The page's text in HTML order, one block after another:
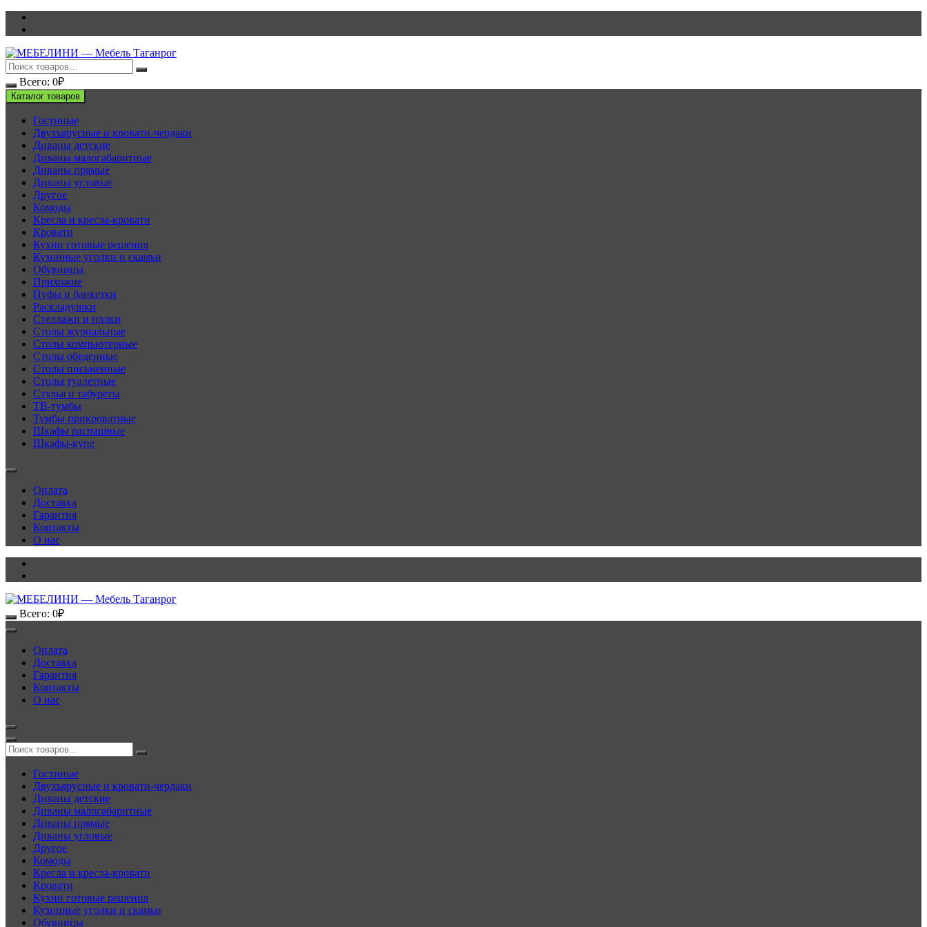
Перейти
Всего: 0₽
Каталог товаров
Гостиные
Двухъярусные и кровати-чердаки
Диваны детские
Диваны малогабаритные
Диваны прямые
Диваны угловые
Другое
Комоды
Кресла и кресла-кровати
Кровати
Кухни готовые решения
Кухонные уголки и скамьи
Обувницы
Прихожие
Пуфы и банкетки
Раскладушки
Стеллажи и полки
Столы журнальные
Столы компьютерные
Столы обеденные
Столы письменные
Столы туалетные
Стулья и табуреты
ТВ-тумбы
Тумбы прикроватные
Шкафы распашные
Шкафы-купе
Оплата
Доставка
Гарантия
Контакты
О нас
Всего: 0₽
Оплата
Доставка
Гарантия
Контакты
О нас
Гостиные
Двухъярусные и кровати-чердаки
Диваны детские
Диваны малогабаритные
Диваны прямые
Диваны угловые
Другое
Комоды
Кресла и кресла-кровати
Кровати
Кухни готовые решения
Кухонные уголки и скамьи
Обувницы